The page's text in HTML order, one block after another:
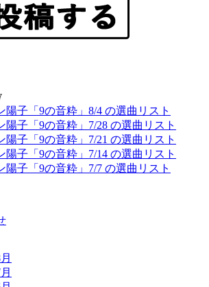
陽子「9の音粋」8/4 の選曲リスト
陽子「9の音粋」7/28 の選曲リスト
陽子「9の音粋」7/21 の選曲リスト
陽子「9の音粋」7/14 の選曲リスト
陽子「9の音粋」7/7 の選曲リスト